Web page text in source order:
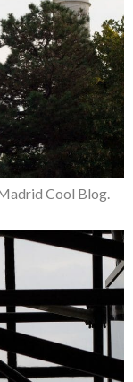
Cool Blog.